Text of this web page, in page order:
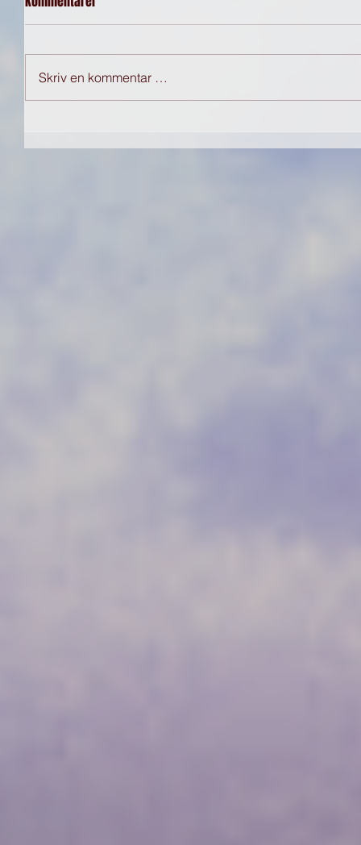
Skriv en kommentar …